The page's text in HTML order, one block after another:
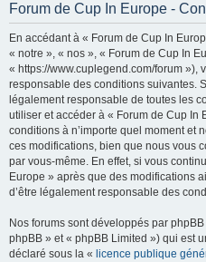
Forum de Cup In Europe -
En accédant à « Forum de Cup In
« notre », « nos », « Forum de Cup In
« https://www.cuplegend.com/forum »),
responsable des conditions suivantes.
légalement responsable de toutes les
utiliser et accéder à « Forum de Cup In
conditions à n’importe quel moment et
ces modifications, bien que nous vous
par vous-même. En effet, si vous
Europe » après que des modifications
d’être légalement responsable des
Nos forums sont développés par
phpBB » et « phpBB Limited ») qui est
déclaré sous la « licence publique